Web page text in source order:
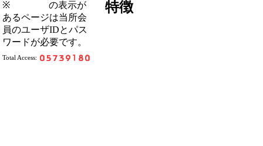
※
の表示が
あるページは当所会
員のユーザIDとパス
ワードが必要です。
Total Access:
特徴